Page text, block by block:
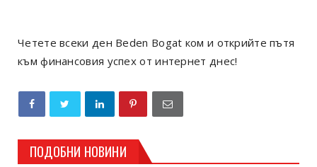
Четете всеки ден Beden Bogat ком и открийте пътя
към финансовия успех от интернет днес!
ПОДОБНИ НОВИНИ